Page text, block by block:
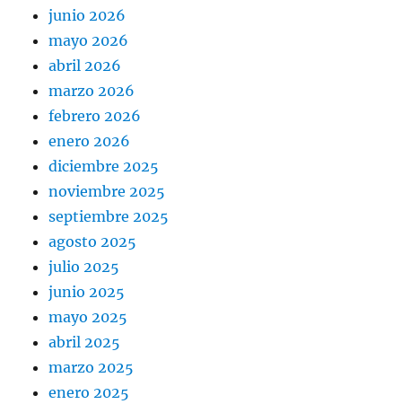
junio 2026
mayo 2026
abril 2026
marzo 2026
febrero 2026
enero 2026
diciembre 2025
noviembre 2025
septiembre 2025
agosto 2025
julio 2025
junio 2025
mayo 2025
abril 2025
marzo 2025
enero 2025